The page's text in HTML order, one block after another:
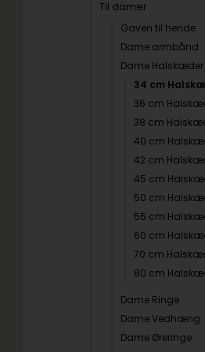
Til damer
Gaven til hende
Dame armbånd
Dame Halskæder
34 cm
36 cm
38 cm
40 cm
42 cm
45 cm
50 cm
55 cm
60 cm
70 cm
80 cm
Dame Ringe
Dame Vedhæng
Dame Øreringe